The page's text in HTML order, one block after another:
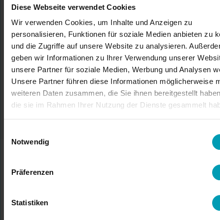
Diese Webseite verwendet Cookies
Wir verwenden Cookies, um Inhalte und Anzeigen zu
personalisieren, Funktionen für soziale Medien anbieten zu
und die Zugriffe auf unsere Website zu analysieren.
geben wir Informationen zu Ihrer Verwendung unserer
unsere Partner für soziale Medien, Werbung und Analysen
Unsere Partner führen diese Informationen möglicherweise
weiteren Daten zusammen, die Sie ihnen bereitgestellt
die sie im Rahmen Ihrer Nutzung der Dienste gesammelt
Notwendig
Präferenzen
Statistiken
INFORMATIONSANFRAGE
ODER WENDEN SIE SICH AN EIN BION-
TEAMMITGLIED